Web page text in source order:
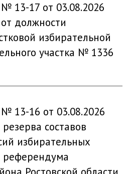
17 от 03.08.2026
должности
избирательной
участка № 1336
16 от 03.08.2026
составов
избирательных
референдума